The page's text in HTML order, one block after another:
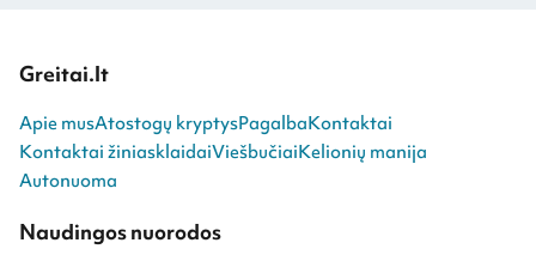
Greitai.lt
Apie musAtostogų kryptysPagalbaKontaktai
Kontaktai žiniasklaidaiViešbučiaiKelionių manija
Autonuoma
Naudingos nuorodos